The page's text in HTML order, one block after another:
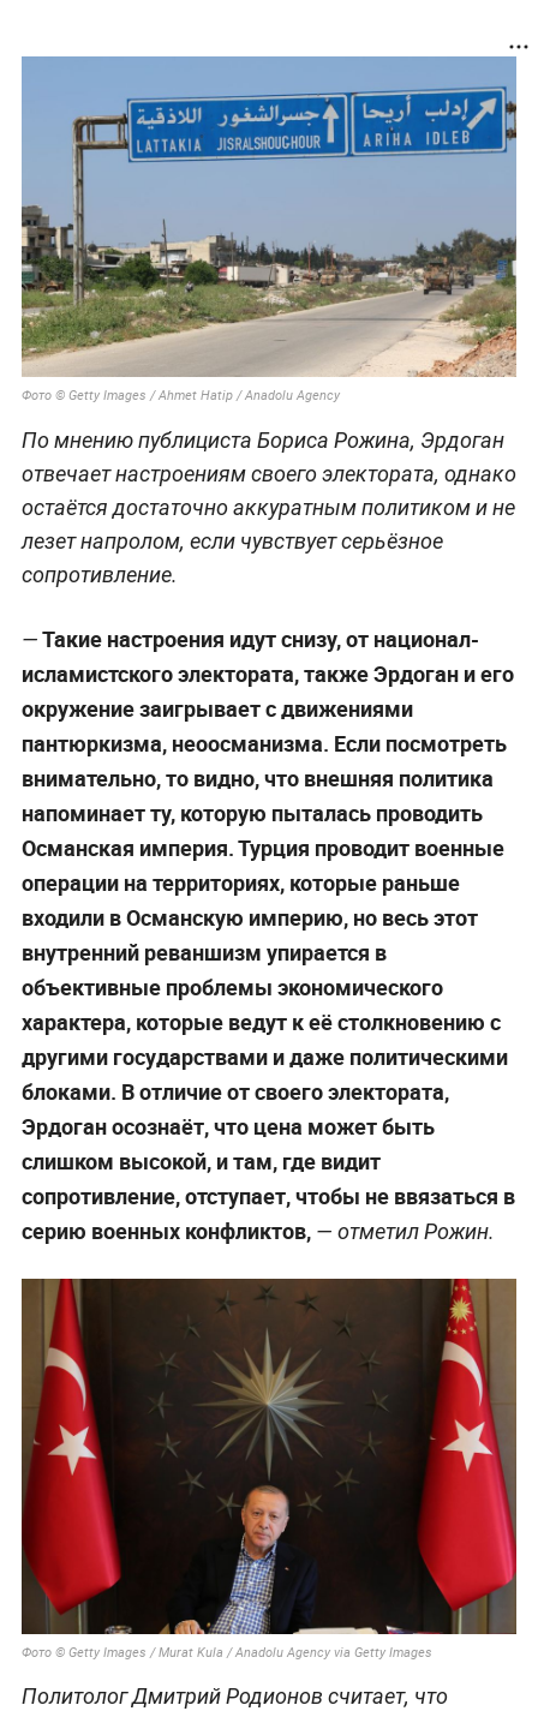
Фото © Getty Images / Ahmet Hatip / Anadolu Agency
По мнению публициста Бориса Рожина, Эрдоган
отвечает настроениям своего электората, однако
остаётся достаточно аккуратным политиком и не
лезет напролом, если чувствует серьёзное
сопротивление.
—Такие настроения идут снизу, от национал-
исламистского электората, также Эрдоган и его
окружение заигрывает с движениями
пантюркизма, неоосманизма. Если посмотреть
внимательно, то видно, что внешняя политика
напоминает ту, которую пыталась проводить
Османская империя. Турция проводит военные
операции на территориях, которые раньше
входили в Османскую империю, но весь этот
внутренний реваншизм упирается в
объективные проблемы экономического
характера, которые ведут к её столкновению с
другими государствами и даже политическими
блоками. В отличие от своего электората,
Эрдоган осознаёт, что цена может быть
слишком высокой, и там, где видит
сопротивление, отступает, чтобы не ввязаться в
серию военных конфликтов, — отметил Рожин.
Фото © Getty Images / Murat Kula / Anadolu Agency via Getty Images
Политолог Дмитрий Родионов считает, что